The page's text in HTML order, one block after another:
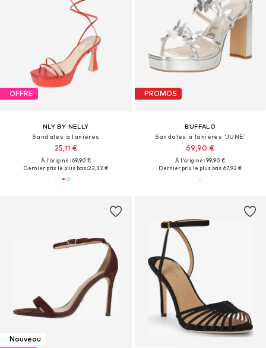
OFFRE
NLY BY NELLY
Sandales à lanières
25,11 €
À l'origine : 69,90 €
Dernier prix le plus bas :22,32 €
PROMOS
BUFFALO
Sandales à lanières 'JUNE'
69,90 €
À l'origine : 99,90 €
Dernier prix le plus bas :67,92 €
Nouveau